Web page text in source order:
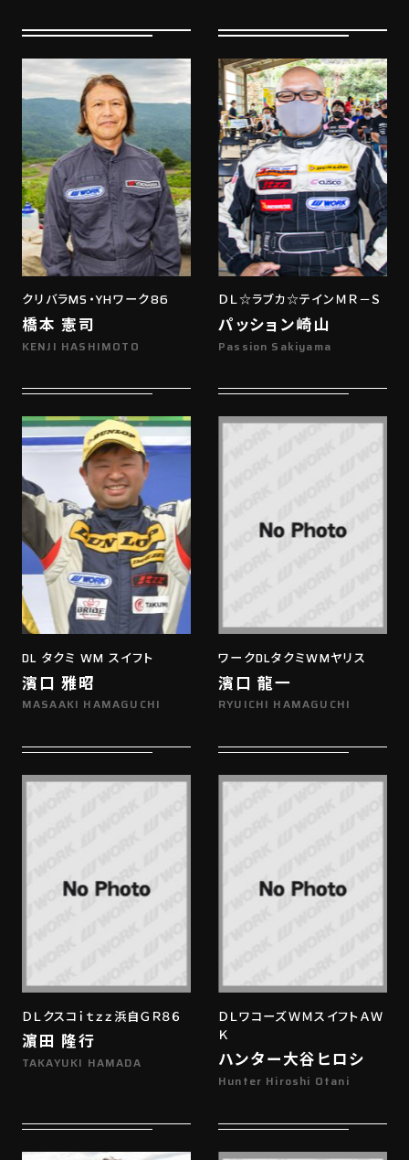
クリバラMS・YHワーク86
橋本 憲司
KENJI HASHIMOTO
ＤＬ☆ラブカ☆テインＭＲ－Ｓ
パッション崎山
Passion Sakiyama
DL タクミ WM スイフト
濱口 雅昭
MASAAKI HAMAGUCHI
ワークDLタクミWMヤリス
濱口 龍一
RYUICHI HAMAGUCHI
ＤＬクスコｉｔｚｚ浜自ＧＲ８６
濵田 隆行
TAKAYUKI HAMADA
ＤＬワコーズＷＭスイフトＡＷ
Ｋ
ハンター大谷ヒロシ
Hunter Hiroshi Otani